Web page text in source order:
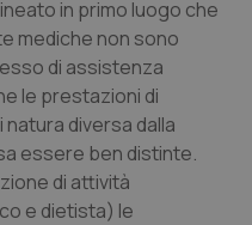
in primo luogo che
mediche non sono
di assistenza
le prestazioni di
diversa dalla
essere ben distinte.
di attività
e dietista) le